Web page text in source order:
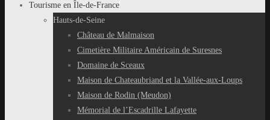
Tourisme en Île-de-France
Hauts-de-Seine
Château de Malmaison
Cimetière Militaire Américain de Suresnes
Domaine de Sceaux
Maison de Chateaubriand et la Vallée-aux-Loups
Maison de Rodin (Meudon)
Mémorial de l’Escadrille Lafayette